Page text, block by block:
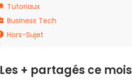
Tutoriaux
Business Tech
Hors-Sujet
Les + partagés ce mois